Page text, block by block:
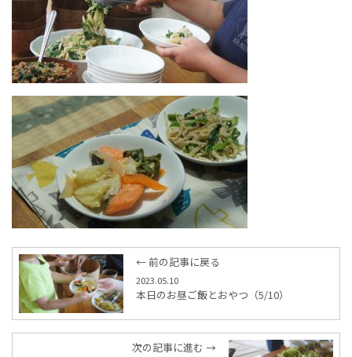
← 前の記事に戻る
2023.05.10
本日のお昼ご飯とおやつ（5/10）
次の記事に進む →